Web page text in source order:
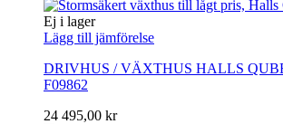
Ej i lager
Lägg till jämförelse
DRIVHUS / VÄXTHUS HALLS
F09862
24 495,00 kr